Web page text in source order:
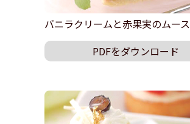
バニラクリームと赤果実のムース
PDFをダウンロード